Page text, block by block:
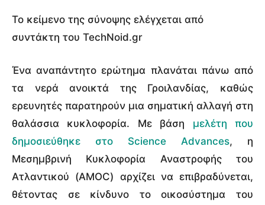
Το κείμενο της σύνοψης ελέγχεται από
συντάκτη του TechNoid.gr
Ένα αναπάντητο ερώτημα πλανάται πάνω από
τα νερά ανοικτά της Γροιλανδίας, καθώς
ερευνητές παρατηρούν μια σηματική αλλαγή στη
θαλάσσια κυκλοφορία. Με βάση μελέτη που
δημοσιεύθηκε στο Science Advances, η
Μεσημβρινή Κυκλοφορία Αναστροφής του
Ατλαντικού (AMOC) αρχίζει να επιβραδύνεται,
θέτοντας σε κίνδυνο το οικοσύστημα του